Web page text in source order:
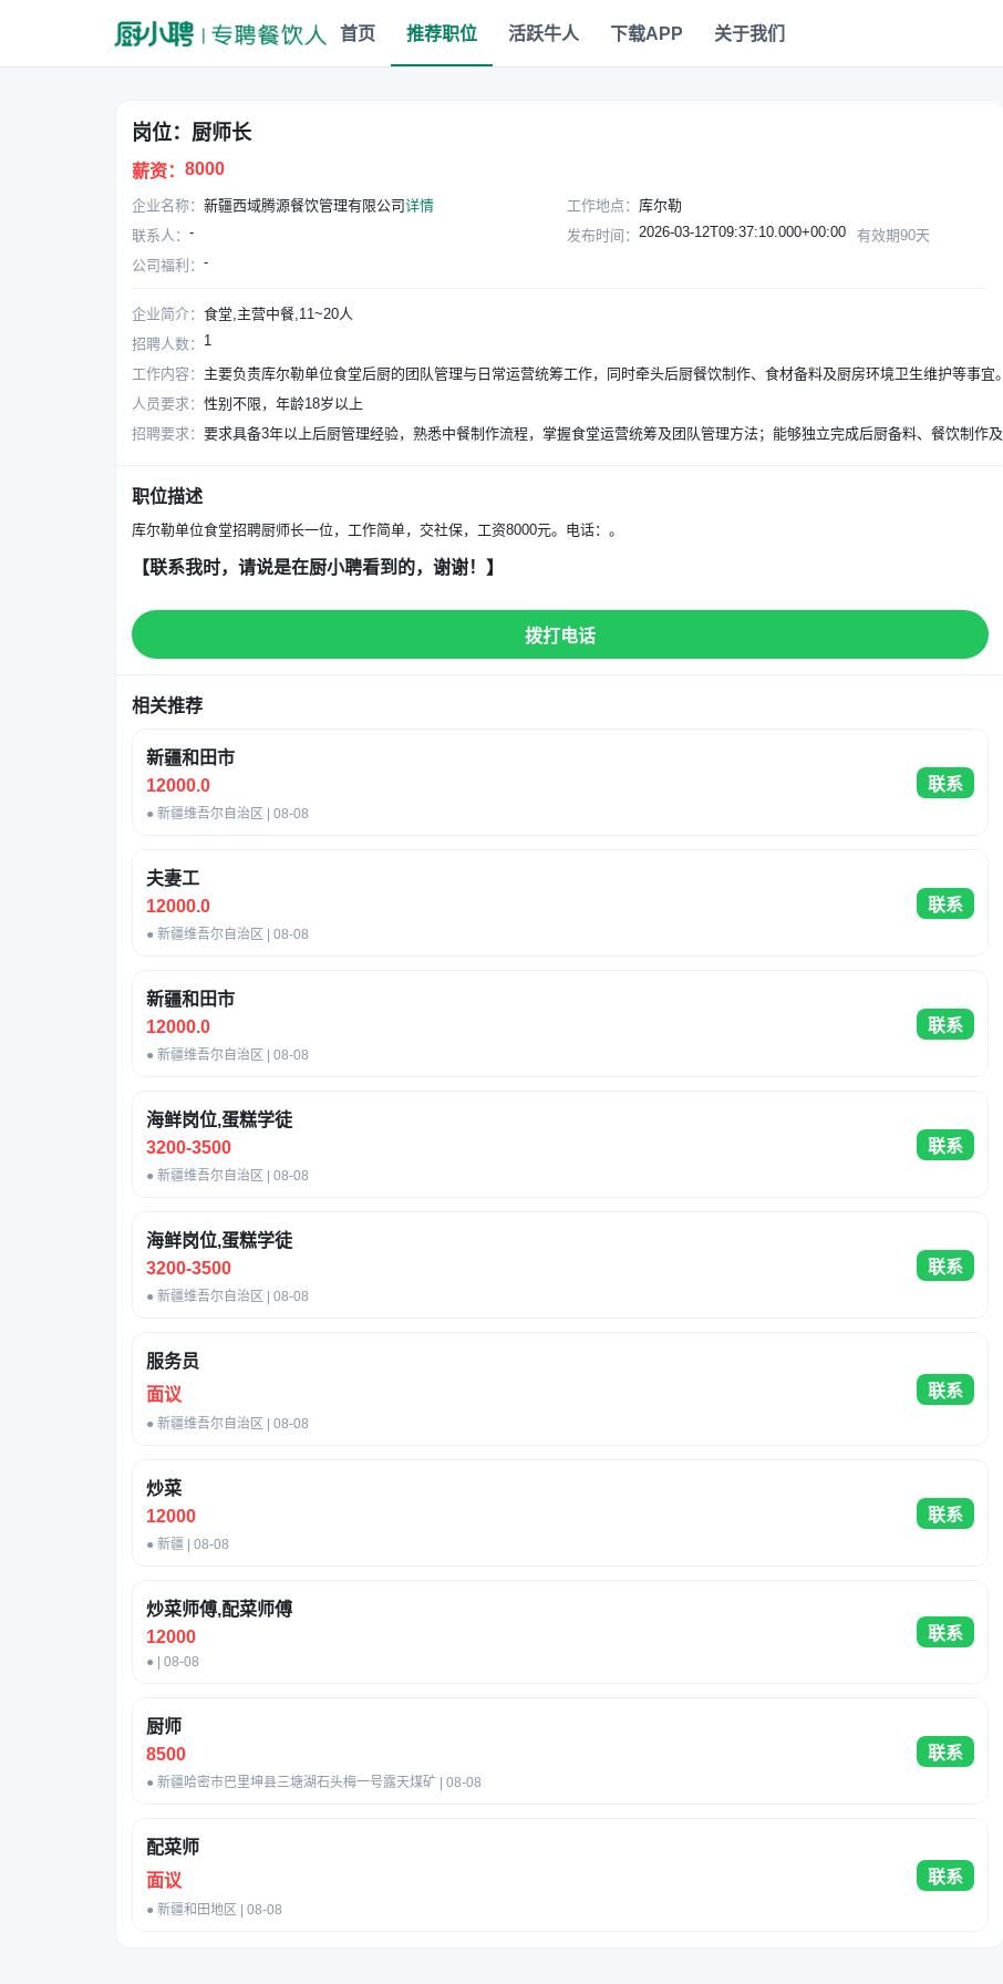
岗位：厨师长
薪资： 8000
企业名称： 新疆西域腾源餐饮管理有限公司详情 工作地点： 库尔勒
联系人： - 发布时间： 2026-03-12T09:37:10.000+00:00
有效期90天
公司福利： -
企业简介： 食堂,主营中餐,11~20人
招聘人数： 1
工作内容： 主要负责库尔勒单位食堂后厨的团队管理与日常运营统筹工作，同时牵头后厨餐饮制作、食材备料及厨房环境卫生维护等事宜。
人员要求： 性别不限，年龄18岁以上
招聘要求：
职位描述
库尔勒单位食堂招聘厨师长一位，工作简单，交社保，工资8000元。电话：。
【联系我时，请说是在厨小聘看到的，谢谢！】
拨打电话
相关推荐
新疆和田市
12000.0
● 新疆维吾尔自治区 | 08-08
联系
夫妻工
12000.0
● 新疆维吾尔自治区 | 08-08
联系
新疆和田市
12000.0
● 新疆维吾尔自治区 | 08-08
联系
海鲜岗位,蛋糕学徒
3200-3500
● 新疆维吾尔自治区 | 08-08
联系
海鲜岗位,蛋糕学徒
3200-3500
● 新疆维吾尔自治区 | 08-08
联系
服务员
面议
● 新疆维吾尔自治区 | 08-08
联系
炒菜
12000
● 新疆 | 08-08
联系
炒菜师傅,配菜师傅
12000
● | 08-08
联系
厨师
8500
● 新疆哈密市巴里坤县三塘湖石头梅一号露天煤矿 | 08-08
联系
配菜师
面议
● 新疆和田地区 | 08-08
联系
首页 推荐职位 活跃牛人 下载APP 关于我们